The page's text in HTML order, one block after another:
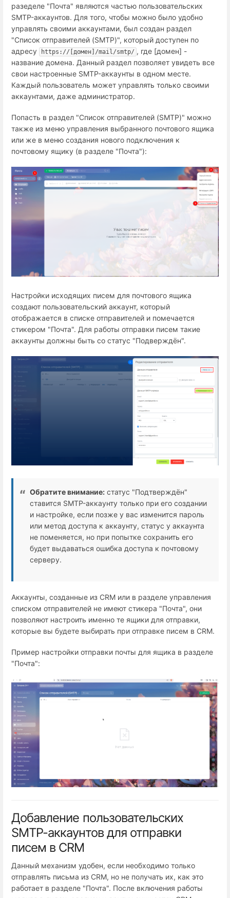
разеделе "Почта" являются частью пользовательских
SMTP-аккаунтов. Для того, чтобы можно было удобно
управлять своими аккаунтами, был создан раздел
"Список отправителей (SMTP)", который доступен по
адресу
https://[домен]/mail/smtp/ , где [домен] -
название домена. Данный раздел позволяет увидеть все
свои настроенные SMTP-аккаунты в одном месте.
Каждый пользователь может управлять только своими
аккаунтами, даже администратор.
Попасть в раздел "Список отправителей (SMTP)" можно
также из меню управления выбранного почтового ящика
или же в меню создания нового подключения к
почтовому ящику (в разделе "Почта"):
Настройки исходящих писем для почтового ящика
создают пользовательский аккаунт, который
отображается в списке отправителей и помечается
стикером "Почта". Для работы отправки писем такие
аккаунты должны быть со статус "Подверждён".
Обратите внимание: статус "Подтверждён"
ставится SMTP-аккаунту только при его создании
и настройке, если позже у вас изменится пароль
или метод доступа к аккаунту, статус у аккаунта
не поменяется, но при попытке сохранить его
будет выдаваться ошибка доступа к почтовому
серверу.
Аккаунты, созданные из CRM или в разделе управления
списком отправителей не имеют стикера "Почта", они
позволяют настроить именно те ящики для отправки,
которые вы будете выбирать при отправке писем в CRM.
Пример настройки отправки почты для ящика в разделе
"Почта":
Добавление пользовательских
SMTP-аккаунтов для отправки
писем в CRM
Данный механизм удобен, если необходимо только
отправлять письма из CRM, но не получать их, как это
работает в разделе "Почта". После включения работы